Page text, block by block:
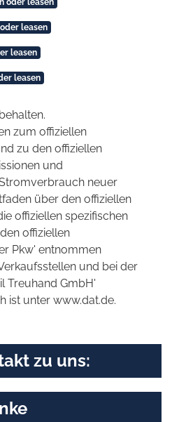
oder leasen
leasen
leasen
leasen
zum offiziellen
zu den offiziellen
und
neuer
über den offiziellen
offiziellen spezifischen
offiziellen
Pkw' entnommen
und bei der
Treuhand GmbH'
ist unter www.dat.de.
zu uns: